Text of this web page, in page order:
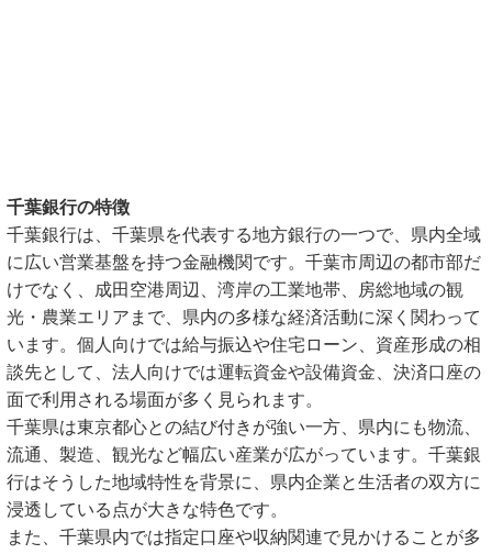
千葉銀行の特徴
千葉銀行は、千葉県を代表する地方銀行の一つで、県内全域
に広い営業基盤を持つ金融機関です。千葉市周辺の都市部だ
けでなく、成田空港周辺、湾岸の工業地帯、房総地域の観
光・農業エリアまで、県内の多様な経済活動に深く関わって
います。個人向けでは給与振込や住宅ローン、資産形成の相
談先として、法人向けでは運転資金や設備資金、決済口座の
面で利用される場面が多く見られます。
千葉県は東京都心との結び付きが強い一方、県内にも物流、
流通、製造、観光など幅広い産業が広がっています。千葉銀
行はそうした地域特性を背景に、県内企業と生活者の双方に
浸透している点が大きな特色です。
また、千葉県内では指定口座や収納関連で見かけることが多